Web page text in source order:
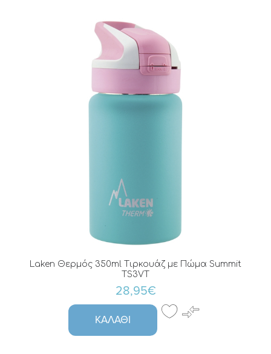
Laken Θερμός 350ml Τιρκουάζ με Πώμα Summit
TS3VT
28,95€
ΚΑΛΆΘΙ